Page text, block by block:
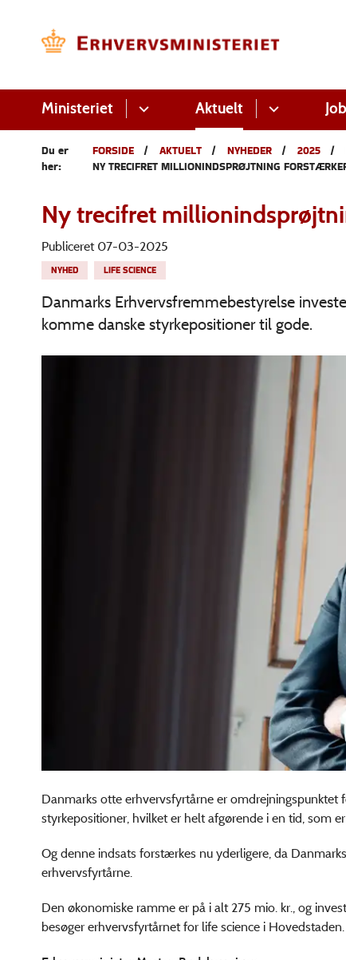
Ministeriet Aktuelt
Du er
her:
FORSIDE AKTUELT NYHEDER 2025
NY TRECIFRET MILLIONINDSPRØJTNING
Ny trecifret
Publiceret 07-03-2025
NYHED LIFE SCIENCE
Danmarks Erhvervsfremmebestyrelse
komme danske styrkepositioner til gode.
Danmarks otte erhvervsfyrtårne er
styrkepositioner, hvilket er helt afgørende i en tid, som
Og denne indsats forstærkes nu yderligere, da
erhvervsfyrtårne.
Den økonomiske ramme er på i alt 275 mio. kr., og
besøger erhvervsfyrtårnet for life science i Hovedstaden.